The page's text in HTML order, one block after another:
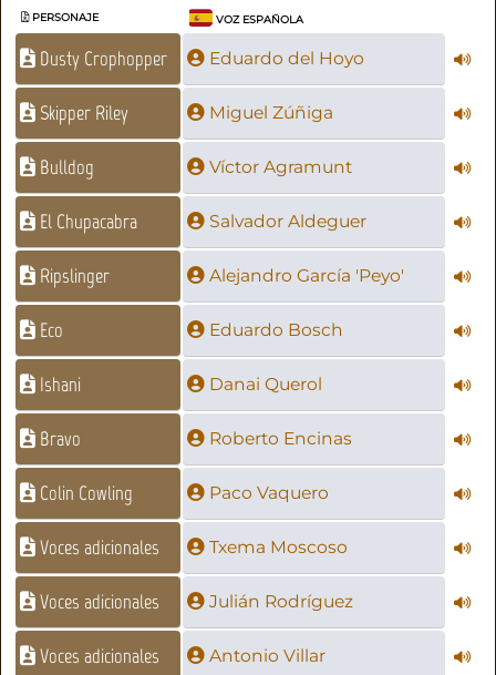
PERSONAJE VOZ ESPAÑOLA
Dusty Crophopper Eduardo del Hoyo
Skipper Riley Miguel Zúñiga
Bulldog Víctor Agramunt
El Chupacabra Salvador Aldeguer
Ripslinger Alejandro García 'Peyo'
Eco Eduardo Bosch
Ishani Danai Querol
Bravo Roberto Encinas
Colin Cowling Paco Vaquero
Voces adicionales Txema Moscoso
Voces adicionales Julián Rodríguez
Voces adicionales Antonio Villar